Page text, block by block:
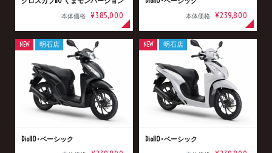
本体価格 ¥385,000 本体価格 ¥239,800
Dio110･ベーシック
NEW 明石店
Dio110･ベーシック
NEW 明石店